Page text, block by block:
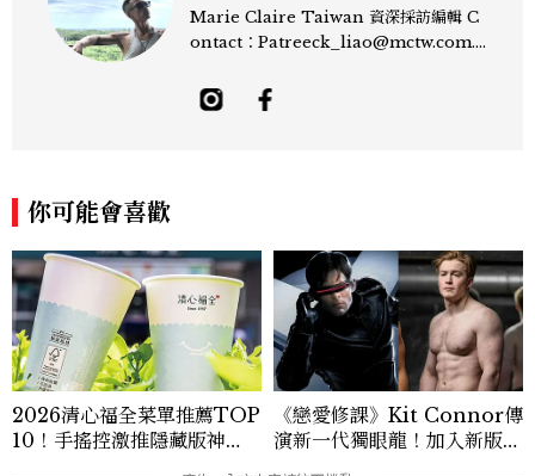
Marie Claire Taiwan 資深採訪編輯 C
ontact：Patreeck_liao@mctw.com.t
敏銳的觀察力與敘事能力，撰寫出兼具深度
與美感的專題內容，長期關注亞洲娛樂、人
力的跨平台敘事語言。認為好的內容不僅是
記錄時代，更是溫柔的行動——在每一段訪
談與每一篇文章裡，留下值得反覆回味的
光。
你可能會喜歡
2026清心福全菜單推薦TOP
10！手搖控激推隱藏版神
《戀愛修課》Kit Connor傳
演新一代獨眼龍！加入新版